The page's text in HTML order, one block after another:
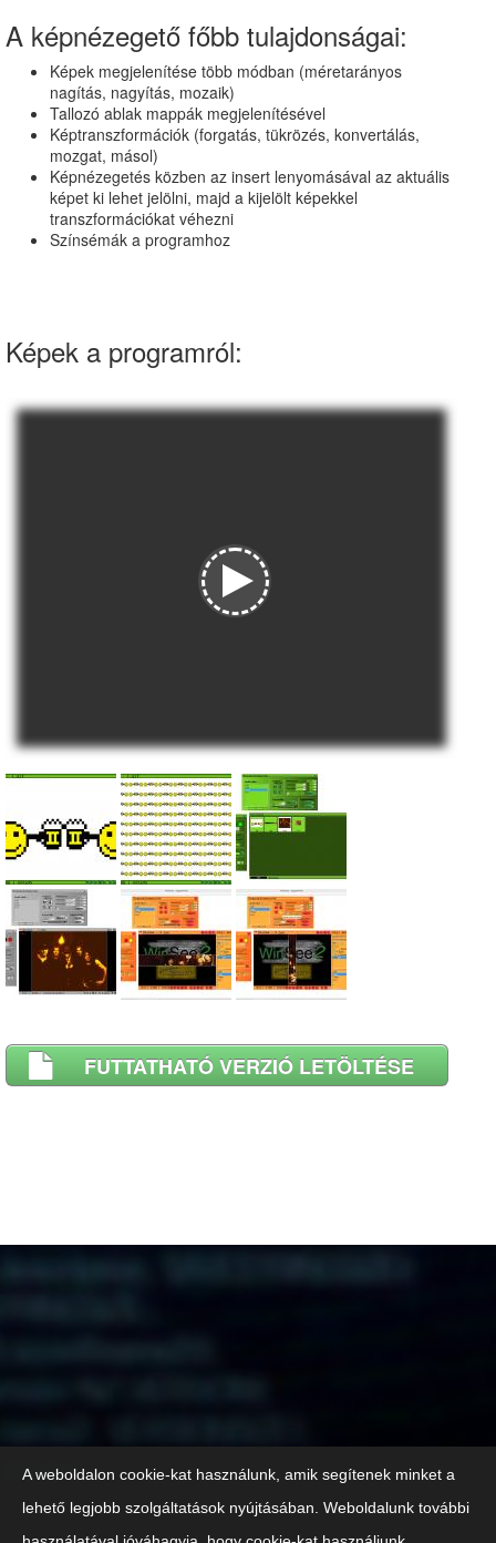
A képnézegető főbb tulajdonságai:
Képek megjelenítése több módban (méretarányos
nagítás, nagyítás, mozaik)
Tallozó ablak mappák megjelenítésével
Képtranszformációk (forgatás, tükrözés, konvertálás,
mozgat, másol)
Képnézegetés közben az insert lenyomásával az aktuális
képet ki lehet jelölni, majd a kijelölt képekkel
transzformációkat véhezni
Színsémák a programhoz
Képek a programról:
FUTTATHATÓ VERZIÓ LETÖLTÉSE
A weboldalon cookie-kat használunk, amik segítenek minket a
lehető legjobb szolgáltatások nyújtásában. Weboldalunk további